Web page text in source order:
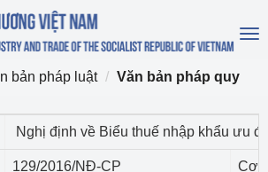
bản pháp luật Văn bản pháp quy
Nghị định về Biểu thuế nhập khẩu ưu
129/2016/NĐ-CP Cơ